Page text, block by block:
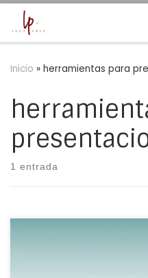
Saltar al contenido
Inicio » herramientas para
1 entrada